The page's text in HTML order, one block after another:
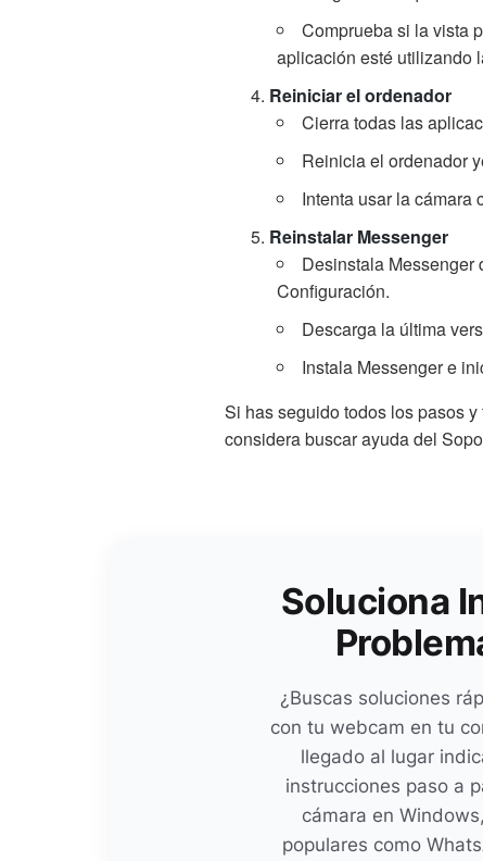
Comprueba si la vista
aplicación esté utilizando
Reiniciar el ordenador
Cierra todas las
Reinicia el ordenador
Intenta usar la cámara
Reinstalar Messenger
Desinstala Messenger
Configuración.
Descarga la última
Instala Messenger e
Si has seguido todos los pasos
considera buscar ayuda del
Soluciona
¿Buscas soluciones
con tu webcam en tu
llegado al lugar
instrucciones paso a
cámara en
populares como